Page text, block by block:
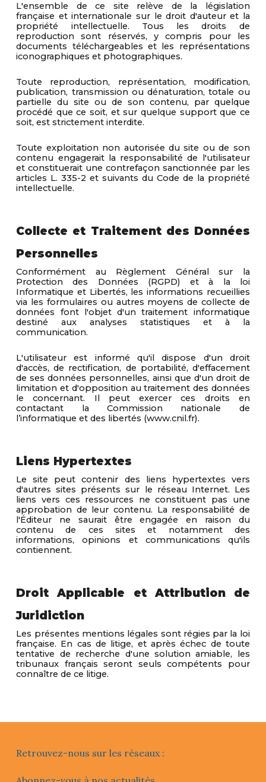
L'ensemble de ce site relève de la législation
française et internationale sur le droit d'auteur et la
propriété intellectuelle. Tous les droits de
reproduction sont réservés, y compris pour les
documents téléchargeables et les représentations
iconographiques et photographiques.
Toute reproduction, représentation, modification,
publication, transmission ou dénaturation, totale ou
partielle du site ou de son contenu, par quelque
procédé que ce soit, et sur quelque support que ce
soit, est strictement interdite.
Toute exploitation non autorisée du site ou de son
contenu engagerait la responsabilité de l'utilisateur
et constituerait une contrefaçon sanctionnée par les
articles L. 335-2 et suivants du Code de la propriété
intellectuelle.
Collecte et Traitement des Données
Personnelles
Conformément au Règlement Général sur la
Protection des Données (RGPD) et à la loi
Informatique et Libertés, les informations recueillies
via les formulaires ou autres moyens de collecte de
données font l'objet d'un traitement informatique
destiné aux analyses statistiques et à la
communication.
L'utilisateur est informé qu'il dispose d'un droit
d'accès, de rectification, de portabilité, d'effacement
de ses données personnelles, ainsi que d'un droit de
limitation et d'opposition au traitement des données
le concernant. Il peut exercer ces droits en
contactant la Commission nationale de
l’informatique et des libertés (www.cnil.fr).
Liens Hypertextes
Le site peut contenir des liens hypertextes vers
d'autres sites présents sur le réseau Internet. Les
liens vers ces ressources ne constituent pas une
approbation de leur contenu. La responsabilité de
l'Éditeur ne saurait être engagée en raison du
contenu de ces sites et notamment des
informations, opinions et communications qu'ils
contiennent.
Droit Applicable et Attribution de
Juridiction
Les présentes mentions légales sont régies par la loi
française. En cas de litige, et après échec de toute
tentative de recherche d'une solution amiable, les
tribunaux français seront seuls compétents pour
connaître de ce litige.
Retrouvez-nous sur les réseaux :